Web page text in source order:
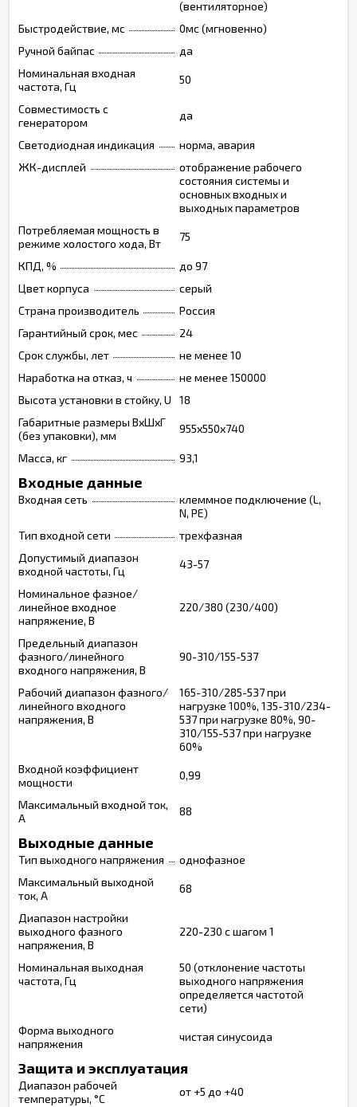
(вентиляторное)
Быстродействие, мс
0мс (мгновенно)
Ручной байпас
да
Номинальная входная
частота, Гц
50
Совместимость с
генератором
да
Светодиодная индикация
норма, авария
ЖК-дисплей
отображение рабочего
состояния системы и
основных входных и
выходных параметров
Потребляемая мощность в
режиме холостого хода, Вт
75
КПД, %
до 97
Цвет корпуса
серый
Страна производитель
Россия
Гарантийный срок, мес
24
Срок службы, лет
не менее 10
Наработка на отказ, ч
не менее 150000
Высота установки в стойку, U
18
Габаритные размеры ВхШхГ
(без упаковки), мм
955х550х740
Масса, кг 93,1
Входные данные
Входная сеть
клеммное подключение (L,
N, PE)
Тип входной сети
трехфазная
Допустимый диапазон
входной частоты, Гц
43-57
Номинальное фазное/
линейное входное
напряжение, В
220/380 (230/400)
Предельный диапазон
фазного/линейного
входного напряжения, В
90-310/155-537
Рабочий диапазон фазного/
линейного входного
напряжения, В
165-310/285-537 при
нагрузке 100%, 135-310/234-
537 при нагрузке 80%, 90-
310/155-537 при нагрузке
60%
Входной коэффициент
мощности
0,99
Максимальный входной ток,
А
88
Выходные данные
Тип выходного напряжения
однофазное
Максимальный выходной
ток, А
68
Диапазон настройки
выходного фазного
напряжения, В
220-230 с шагом 1
Номинальная выходная
частота, Гц
50 (отклонение частоты
выходного напряжения
определяется частотой
сети)
Форма выходного
напряжения
чистая синусоида
Защита и эксплуатация
Диапазон рабочей
температуры, °С
от +5 до +40